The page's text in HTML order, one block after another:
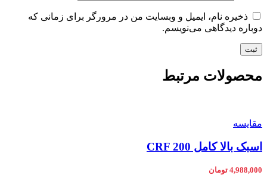
ذخیره نام، ایمیل و وبسایت من در مرورگر برای زمانی که
دوباره دیدگاهی می‌نویسم.
محصولات مرتبط
مقایسه
اسبک بالا کامل CRF 200
4,988,000 تومان